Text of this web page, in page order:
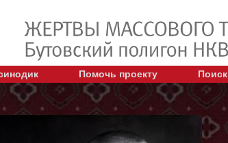
Помочь проекту Поиск